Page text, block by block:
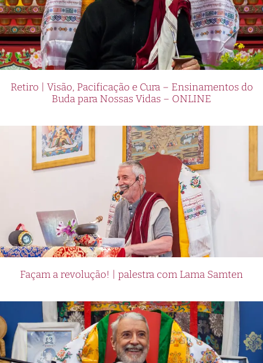
Retiro | Visão, Pacificação e Cura – Ensinamentos do
Buda para Nossas Vidas – ONLINE
Façam a revolução! | palestra com Lama Samten